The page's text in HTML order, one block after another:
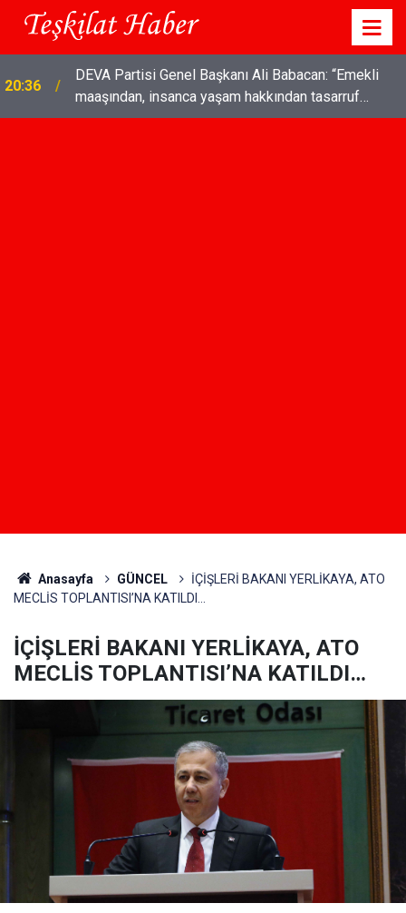
20:36
DEVA Partisi Genel Başkanı Ali Babacan: “Emekli
maaşından, insanca yaşam hakkından tasarruf
olmaz"
Anasayfa GÜNCEL
İÇİŞLERİ BAKANI YERLİKAYA, ATO
MECLİS TOPLANTISI’NA KATILDI…
İÇİŞLERİ BAKANI YERLİKAYA, ATO
MECLİS TOPLANTISI’NA KATILDI…